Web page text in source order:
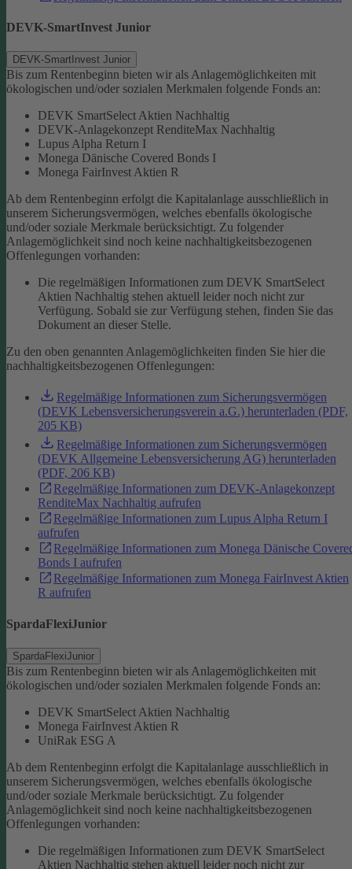
DEVK-SmartInvest Junior
DEVK-SmartInvest Junior
Bis zum Rentenbeginn bieten wir als Anlagemöglichkeiten mit
ökologischen und/oder sozialen Merkmalen folgende Fonds an:
DEVK SmartSelect Aktien Nachhaltig
DEVK-Anlagekonzept RenditeMax Nachhaltig
Lupus Alpha Return I
Monega Dänische Covered Bonds I
Monega FairInvest Aktien R
Ab dem Rentenbeginn erfolgt die Kapitalanlage ausschließlich in
unserem Sicherungsvermögen, welches ebenfalls ökologische
und/oder soziale Merkmale berücksichtigt. Zu folgender
Anlagemöglichkeit sind noch keine nachhaltigkeitsbezogenen
Offenlegungen vorhanden:
Die regelmäßigen Informationen zum DEVK SmartSelect
Aktien Nachhaltig stehen aktuell leider noch nicht zur
Verfügung. Sobald sie zur Verfügung stehen, finden Sie das
Dokument an dieser Stelle.
Zu den oben genannten Anlagemöglichkeiten finden Sie hier die
nachhaltigkeitsbezogenen Offenlegungen:
Regelmäßige Informationen zum Sicherungsvermögen
(DEVK Lebensversicherungsverein a.G.) herunterladen (PDF,
205 KB)
Regelmäßige Informationen zum Sicherungsvermögen
(DEVK Allgemeine Lebensversicherung AG) herunterladen
(PDF, 206 KB)
Regelmäßige Informationen zum DEVK-Anlagekonzept
RenditeMax Nachhaltig aufrufen
Regelmäßige Informationen zum Lupus Alpha Return I
aufrufen
Regelmäßige Informationen zum Monega Dänische
Bonds I aufrufen
Regelmäßige Informationen zum Monega FairInvest Aktien
R aufrufen
SpardaFlexiJunior
SpardaFlexiJunior
Bis zum Rentenbeginn bieten wir als Anlagemöglichkeiten mit
ökologischen und/oder sozialen Merkmalen folgende Fonds an:
DEVK SmartSelect Aktien Nachhaltig
Monega FairInvest Aktien R
UniRak ESG A
Ab dem Rentenbeginn erfolgt die Kapitalanlage ausschließlich in
unserem Sicherungsvermögen, welches ebenfalls ökologische
und/oder soziale Merkmale berücksichtigt. Zu folgender
Anlagemöglichkeit sind noch keine nachhaltigkeitsbezogenen
Offenlegungen vorhanden:
Die regelmäßigen Informationen zum DEVK SmartSelect
Aktien Nachhaltig stehen aktuell leider noch nicht zur